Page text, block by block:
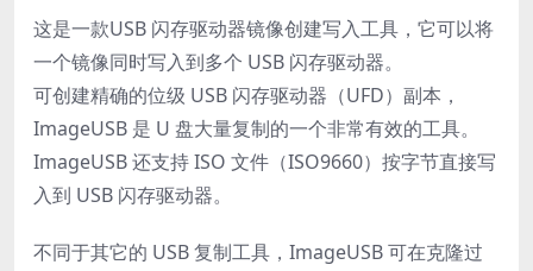
这是一款USB 闪存驱动器镜像创建写入工具，它可以将
一个镜像同时写入到多个 USB 闪存驱动器。
可创建精确的位级 USB 闪存驱动器（UFD）副本，
ImageUSB 是 U 盘大量复制的一个非常有效的工具。
ImageUSB 还支持 ISO 文件（ISO9660）按字节直接写
入到 USB 闪存驱动器。
不同于其它的 USB 复制工具，ImageUSB 可在克隆过